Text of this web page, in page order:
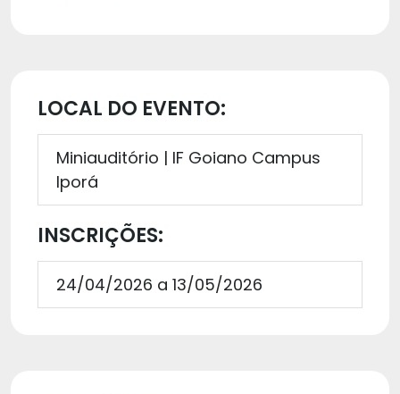
LOCAL DO EVENTO:
Miniauditório | IF Goiano Campus
Iporá
INSCRIÇÕES:
24/04/2026 a 13/05/2026